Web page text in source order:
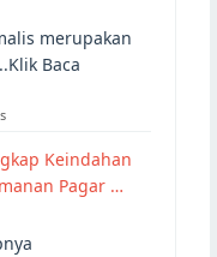
merupakan
Baca
Keindahan
Pagar …